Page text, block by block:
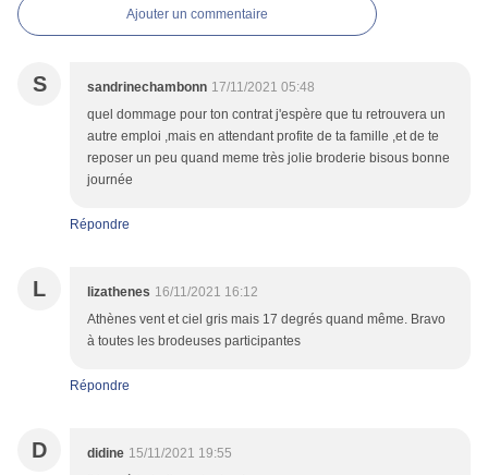
Ajouter un commentaire
S sandrinechambonn 17/11/2021 05:48
quel dommage pour ton contrat j'espère que tu retrouvera un
autre emploi ,mais en attendant profite de ta famille ,et de te
reposer un peu quand meme très jolie broderie bisous bonne
journée
Répondre
L lizathenes 16/11/2021 16:12
Athènes vent et ciel gris mais 17 degrés quand même. Bravo
à toutes les brodeuses participantes
Répondre
D didine 15/11/2021 19:55